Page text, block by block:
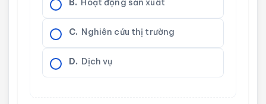
C. Nghiên cứu thị trường
D. Dịch vụ